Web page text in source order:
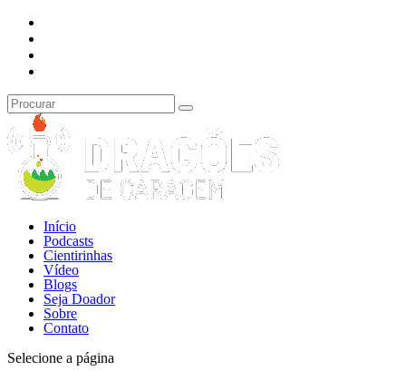
Início
Podcasts
Cientirinhas
Vídeo
Blogs
Seja Doador
Sobre
Contato
Selecione a página